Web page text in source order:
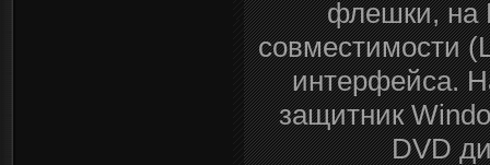
флешки, на
совместимости
интерфейса.
защитник
DVD